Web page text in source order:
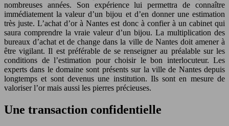
nombreuses années. Son expérience lui permettra de connaître
immédiatement la valeur d’un bijou et d’en donner une estimation
très juste. L’achat d’or à Nantes est donc à confier à un cabinet qui
saura comprendre la vraie valeur d’un bijou. La multiplication des
bureaux d’achat et de change dans la ville de Nantes doit amener à
être vigilant. Il est préférable de se renseigner au préalable sur les
conditions de l’estimation pour choisir le bon interlocuteur. Les
experts dans le domaine sont présents sur la ville de Nantes depuis
longtemps et sont devenus une institution. Ils sont en mesure de
valoriser l’or mais aussi les pierres précieuses.
Une transaction confidentielle